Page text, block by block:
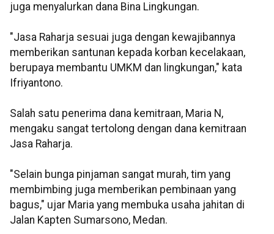
juga menyalurkan dana Bina Lingkungan.
"Jasa Raharja sesuai juga dengan kewajibannya
memberikan santunan kepada korban kecelakaan,
berupaya membantu UMKM dan lingkungan," kata
Ifriyantono.
Salah satu penerima dana kemitraan, Maria N,
mengaku sangat tertolong dengan dana kemitraan
Jasa Raharja.
"Selain bunga pinjaman sangat murah, tim yang
membimbing juga memberikan pembinaan yang
bagus," ujar Maria yang membuka usaha jahitan di
Jalan Kapten Sumarsono, Medan.